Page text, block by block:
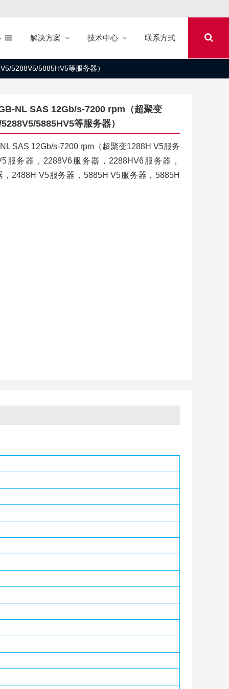
解决方案 技术中心 联系方式
5288V5/5885HV5等服务器）
NL SAS 12Gb/s-7200 rpm（超聚变
5885HV5等服务器）
SAS 12Gb/s-7200 rpm（超聚变1288H V5服务
服务器，2288V6服务器，2288HV6服务器，
2488H V5服务器，5885H V5服务器，5885H